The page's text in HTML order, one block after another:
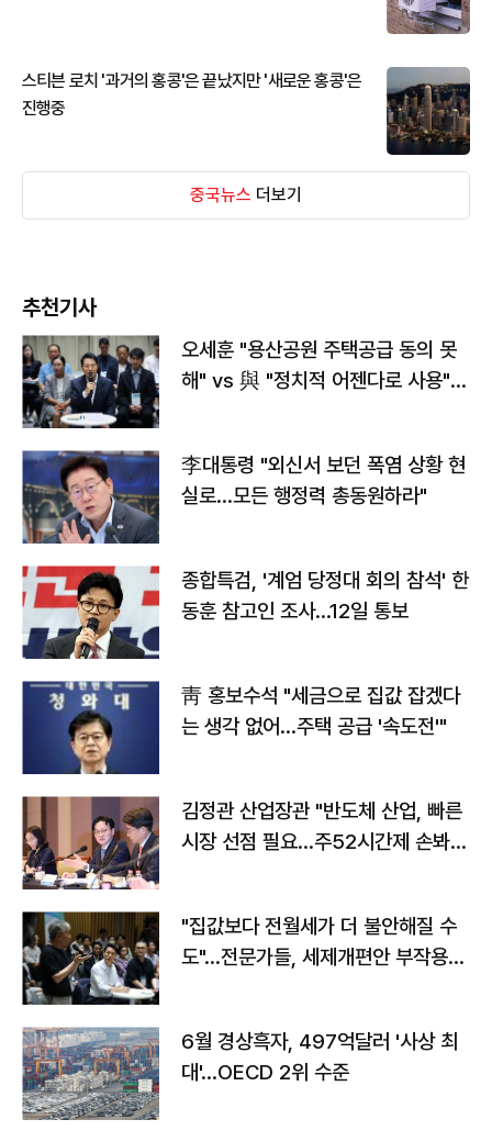
스티븐 로치 '과거의 홍콩'은 끝났지만 '새로운 홍콩'은
진행중
중국뉴스 더보기
추천기사
오세훈 "용산공원 주택공급 동의 못
해" vs 與 "정치적 어젠다로 사용"
李대통령 "외신서 보던 폭염 상황 현
실로…모든 행정력 총동원하라"
종합특검, '계엄 당정대 회의 참석' 한
동훈 참고인 조사...12일 통보
靑 홍보수석 "세금으로 집값 잡겠다
는 생각 없어…주택 공급 '속도전'"
김정관 산업장관 "반도체 산업, 빠른
시장 선점 필요…주52시간제 손봐
"집값보다 전월세가 더 불안해질 수
도"…전문가들, 세제개편안 부작용
6월 경상흑자, 497억달러 '사상 최
대'…OECD 2위 수준